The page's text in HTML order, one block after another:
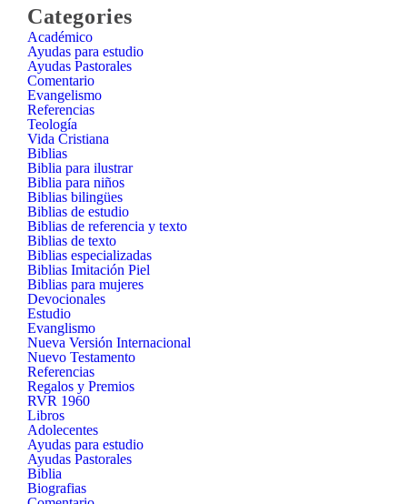
Close
Categories
Categories
Académico
Ayudas para estudio
Ayudas Pastorales
Comentario
Evangelismo
Referencias
Teología
Vida Cristiana
Biblias
Biblia para ilustrar
Biblia para niños
Biblias bilingües
Biblias de estudio
Biblias de referencia y texto
Biblias de texto
Biblias especializadas
Biblias Imitación Piel
Biblias para mujeres
Devocionales
Estudio
Evanglismo
Nueva Versión Internacional
Nuevo Testamento
Referencias
Regalos y Premios
RVR 1960
Libros
Adolecentes
Ayudas para estudio
Ayudas Pastorales
Biblia
Biografias